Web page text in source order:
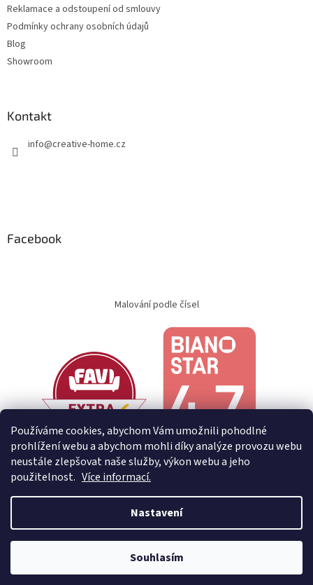
Používáme cookies, abychom Vám umožnili pohodlné
prohlížení webu a abychom mohli díky analýze provozu webu
neustále zlepšovat naše služby, výkon webu a jeho
použitelnost. Více informací.
Nastavení
Souhlasím
Reklamace a odstoupení od smlouvy
Podmínky ochrany osobních údajů
Blog
Showroom
Kontakt
info@creative-home.cz
Facebook
Malování podle čísel
Vytvořil Shoptet
Creative Home. Všechna práva vyhrazena.